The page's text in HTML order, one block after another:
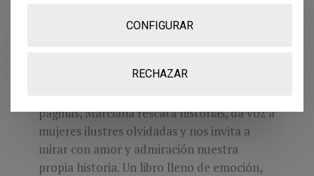
MARCIANA MOLINA LÓPEZ
pueblo, evocando recuerdos que, aunque
páginas, Marciana rescata historias, da voz a
mujeres ilustres olvidadas y nos invita a
mirar con amor y admiración nuestra
propia historia. Un libro lleno de emoción,
RECHAZAR
CONFIGURAR